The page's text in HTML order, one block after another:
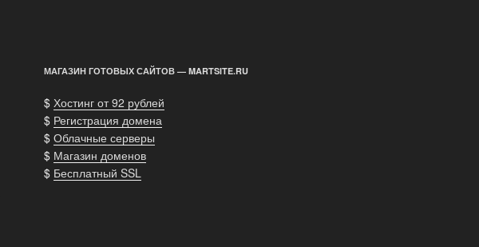
МАГАЗИН ГОТОВЫХ САЙТОВ — MARTSITE.RU
$ Хостинг от 92 рублей
$ Регистрация домена
$ Облачные серверы
$ Магазин доменов
$ Бесплатный SSL